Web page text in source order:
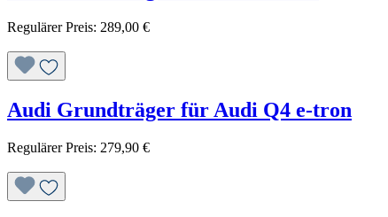
Regulärer Preis: 289,00 €
Audi Grundträger für Audi Q4 e-tron
Regulärer Preis: 279,90 €